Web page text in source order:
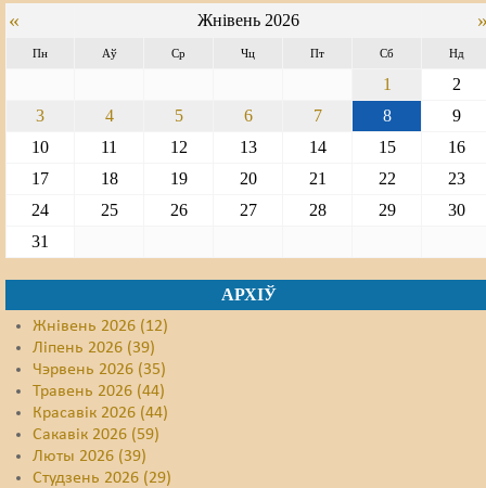
« Жнівень 2026
Пн Аў Ср Чц Пт Сб Нд
1
2
3
4 5 6 7 8
9
10
11 12 13 14 15
16
17
18 19 20 21 22
23
24
25 26 27 28 29
30
31
АРХІЎ
Жнівень 2026 (12)
Ліпень 2026 (39)
Чэрвень 2026 (35)
Травень 2026 (44)
Красавік 2026 (44)
Сакавік 2026 (59)
Люты 2026 (39)
Студзень 2026 (29)